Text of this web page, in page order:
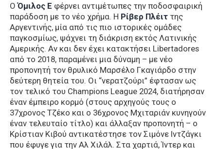
ΟΌμιλος Ε φέρνει αντιμέτωπες την ποδοσφαιρική
παράδοση με το νέο χρήμα. Η Ρίβερ Πλέιτ της
Αργεντινής, μία από τις πιο ιστορικές ομάδες
παγκοσμίως, ψάχνει τη διάκριση εκτός Λατινικής
Αμερικής. Αν και δεν έχει κατακτήσει Libertadores
από το 2018, παραμένει μια δύναμη – με νέο
προπονητή τον θρυλικό Μαρσέλο Γκαγιάρδο στην
δεύτερη θητεία του. Οι “νερατζούρι” έφτασαν ως
τον τελικό του Champions League 2024, διατήρησαν
έναν έμπειρο κορμό (στους αρχηγούς τους ο
37χρονος Τζέκο και ο 36χρονος Μχιταριάν κυνηγούν
έναν τελευταίο τίτλο) και άλλαξαν προπονητή – ο
Κρίστιαν Κιβού αντικατέστησε τον Σιμόνε Ιντζάγκι
που έφυγε για την Αλ Χιλάλ. Στα χαρτιά, Ίντερ και